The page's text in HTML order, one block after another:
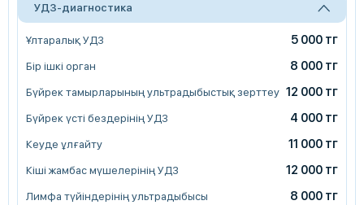
УДЗ-диагностика
Ұлтаралық УДЗ 5 000 тг
Бір ішкі орган 8 000 тг
Бүйрек тамырларының ультрадыбыстық зерттеу 12 000 тг
Бүйрек үсті бездерінің УДЗ 4 000 тг
Кеуде ұлғайту 11 000 тг
Кіші жамбас мүшелерінің УДЗ 12 000 тг
Лимфа түйіндерінің ультрадыбысы 8 000 тг